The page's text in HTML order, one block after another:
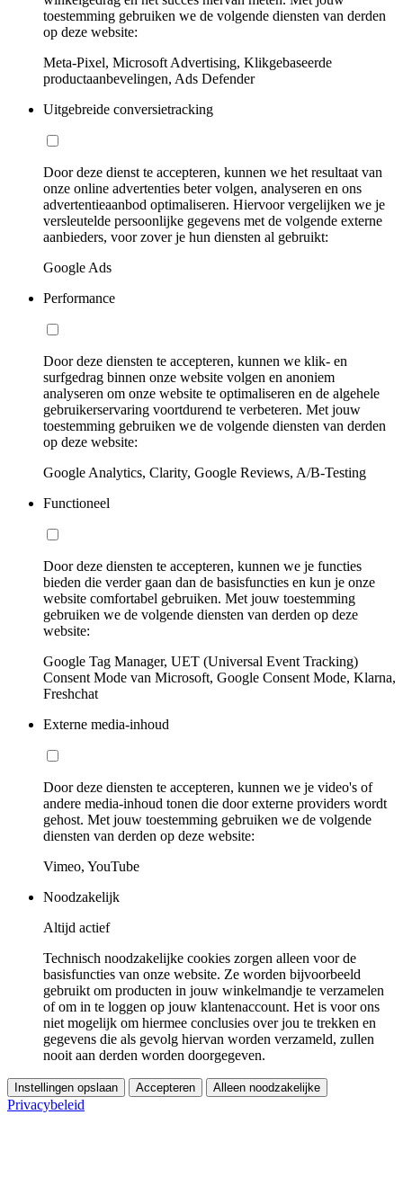
toestemming gebruiken we de volgende diensten van derden
op deze website:
Meta-Pixel, Microsoft Advertising, Klikgebaseerde
productaanbevelingen, Ads Defender
Uitgebreide conversietracking
Door deze dienst te accepteren, kunnen we het resultaat van
onze online advertenties beter volgen, analyseren en ons
advertentieaanbod optimaliseren. Hiervoor vergelijken we je
versleutelde persoonlijke gegevens met de volgende externe
aanbieders, voor zover je hun diensten al gebruikt:
Google Ads
Performance
Door deze diensten te accepteren, kunnen we klik- en
surfgedrag binnen onze website volgen en anoniem
analyseren om onze website te optimaliseren en de algehele
gebruikerservaring voortdurend te verbeteren. Met jouw
toestemming gebruiken we de volgende diensten van derden
op deze website:
Google Analytics, Clarity, Google Reviews, A/B-Testing
Functioneel
Door deze diensten te accepteren, kunnen we je functies
bieden die verder gaan dan de basisfuncties en kun je onze
website comfortabel gebruiken. Met jouw toestemming
gebruiken we de volgende diensten van derden op deze
website:
Google Tag Manager, UET (Universal Event Tracking)
Consent Mode van Microsoft, Google Consent Mode, Klarna,
Freshchat
Externe media-inhoud
Door deze diensten te accepteren, kunnen we je video's of
andere media-inhoud tonen die door externe providers wordt
gehost. Met jouw toestemming gebruiken we de volgende
diensten van derden op deze website:
Vimeo, YouTube
Noodzakelijk
Altijd actief
Technisch noodzakelijke cookies zorgen alleen voor de
basisfuncties van onze website. Ze worden bijvoorbeeld
gebruikt om producten in jouw winkelmandje te verzamelen
of om in te loggen op jouw klantenaccount. Het is voor ons
niet mogelijk om hiermee conclusies over jou te trekken en
gegevens die als gevolg hiervan worden verzameld, zullen
nooit aan derden worden doorgegeven.
Instellingen opslaan Accepteren Alleen noodzakelijke
Privacybeleid